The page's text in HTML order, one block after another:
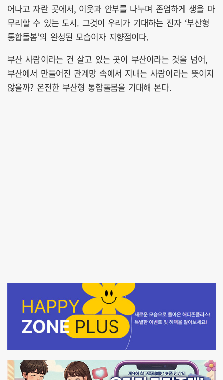
어나고 자란 곳에서, 이웃과 안부를 나누며 존엄하게 생을 마
무리할 수 있는 도시. 그것이 우리가 기대하는 진자 ‘부산형
통합돌봄’의 완성된 모습이자 지향점이다.
부산 사람이라는 건 살고 있는 곳이 부산이라는 것을 넘어,
부산에서 만들어진 관계망 속에서 지내는 사람이라는 뜻이지
않을까? 온전한 부산형 통합돌봄을 기대해 본다.